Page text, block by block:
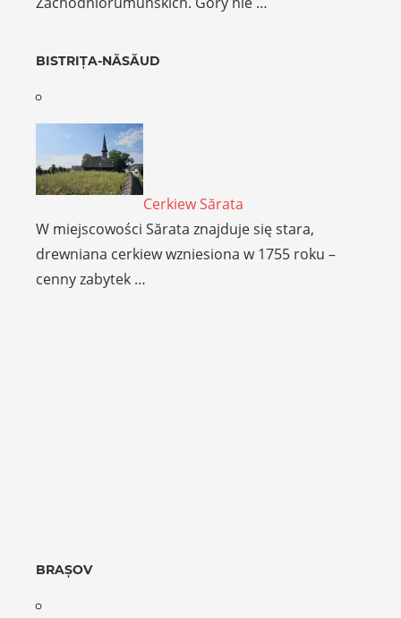
BISTRIȚA-NĂSĂUD
Cerkiew Sărata
W miejscowości Sărata znajduje się stara,
drewniana cerkiew wzniesiona w 1755 roku –
cenny zabytek …
BRAȘOV